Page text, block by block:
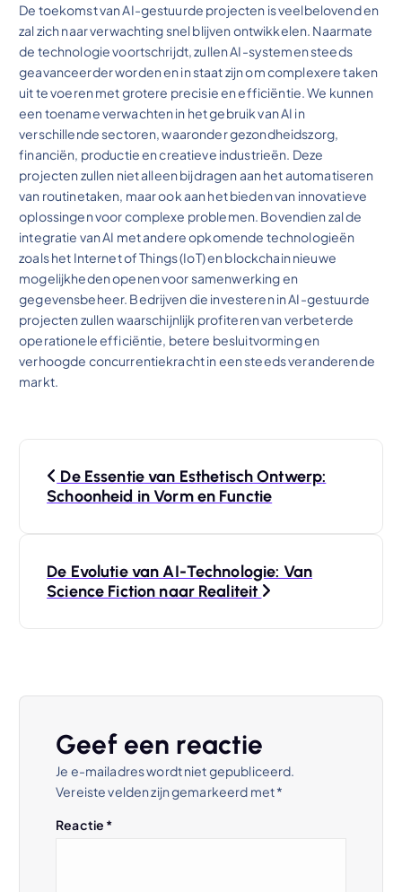
De toekomst van AI-gestuurde projecten is veelbelovend en
zal zich naar verwachting snel blijven ontwikkelen. Naarmate
de technologie voortschrijdt, zullen AI-systemen steeds
geavanceerder worden en in staat zijn om complexere taken
uit te voeren met grotere precisie en efficiëntie. We kunnen
een toename verwachten in het gebruik van AI in
verschillende sectoren, waaronder gezondheidszorg,
financiën, productie en creatieve industrieën. Deze
projecten zullen niet alleen bijdragen aan het automatiseren
van routinetaken, maar ook aan het bieden van innovatieve
oplossingen voor complexe problemen. Bovendien zal de
integratie van AI met andere opkomende technologieën
zoals het Internet of Things (IoT) en blockchain nieuwe
mogelijkheden openen voor samenwerking en
gegevensbeheer. Bedrijven die investeren in AI-gestuurde
projecten zullen waarschijnlijk profiteren van verbeterde
operationele efficiëntie, betere besluitvorming en
verhoogde concurrentiekracht in een steeds veranderende
markt.
De Essentie van Esthetisch Ontwerp:
Schoonheid in Vorm en Functie
De Evolutie van AI-Technologie: Van
Science Fiction naar Realiteit
Geef een reactie
Je e-mailadres wordt niet gepubliceerd.
Vereiste velden zijn gemarkeerd met*
Reactie *